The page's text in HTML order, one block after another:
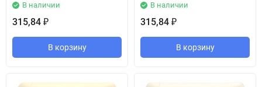
В наличии
315,84 ₽
В корзину
В наличии
315,84 ₽
В корзину